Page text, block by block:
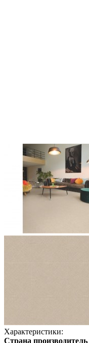
Характеристики:
Страна производитель